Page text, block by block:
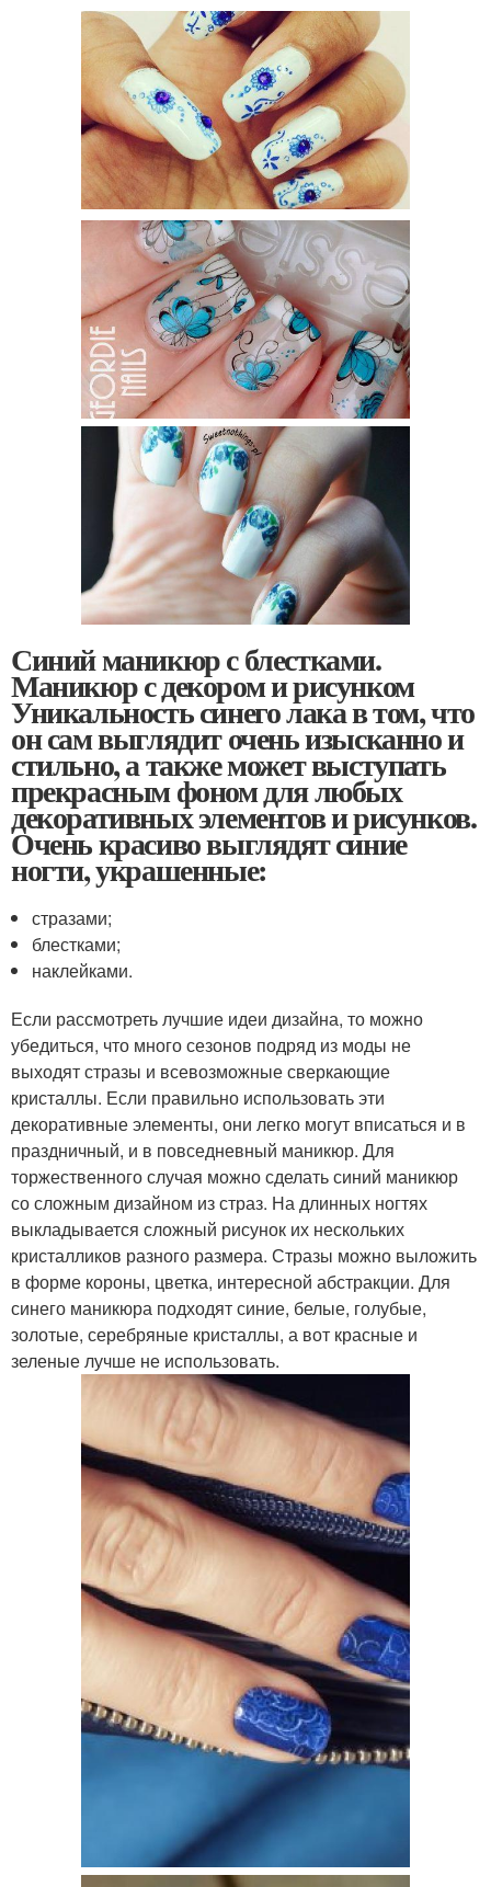
Синий маникюр с блестками.
Маникюр с декором и рисунком
Уникальность синего лака в том, что
он сам выглядит очень изысканно и
стильно, а также может выступать
прекрасным фоном для любых
декоративных элементов и рисунков.
Очень красиво выглядят синие
ногти, украшенные:
стразами;
блестками;
наклейками.
Если рассмотреть лучшие идеи дизайна, то можно
убедиться, что много сезонов подряд из моды не
выходят стразы и всевозможные сверкающие
кристаллы. Если правильно использовать эти
декоративные элементы, они легко могут вписаться и в
праздничный, и в повседневный маникюр. Для
торжественного случая можно сделать синий маникюр
со сложным дизайном из страз. На длинных ногтях
выкладывается сложный рисунок их нескольких
кристалликов разного размера. Стразы можно выложить
в форме короны, цветка, интересной абстракции. Для
синего маникюра подходят синие, белые, голубые,
золотые, серебряные кристаллы, а вот красные и
зеленые лучше не использовать.